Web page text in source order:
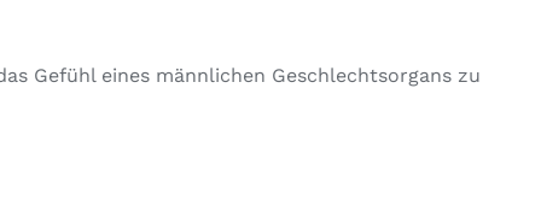
Gefühl eines männlichen Geschlechtsorgans zu